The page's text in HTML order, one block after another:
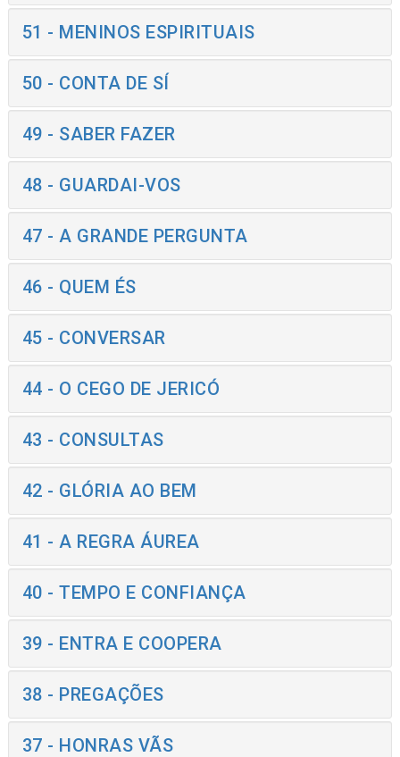
51 - MENINOS ESPIRITUAIS
50 - CONTA DE SÍ
49 - SABER FAZER
48 - GUARDAI-VOS
47 - A GRANDE PERGUNTA
46 - QUEM ÉS
45 - CONVERSAR
44 - O CEGO DE JERICÓ
43 - CONSULTAS
42 - GLÓRIA AO BEM
41 - A REGRA ÁUREA
40 - TEMPO E CONFIANÇA
39 - ENTRA E COOPERA
38 - PREGAÇÕES
37 - HONRAS VÃS